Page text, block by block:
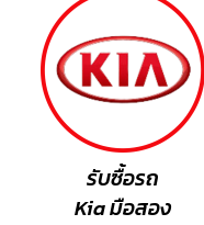
รับซื้อรถ
Kia มือสอง